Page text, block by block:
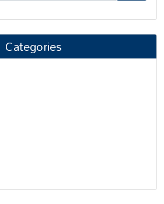
Categories